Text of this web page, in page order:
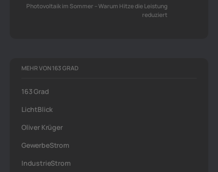
Photovoltaik im Sommer – Warum Hitze die Leistung
reduziert
MEHR VON 163 GRAD
163 Grad
LichtBlick
Oliver Krüger
GewerbeStrom
IndustrieStrom